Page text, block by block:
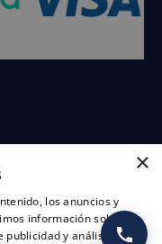
×
los anuncios y
información sobre su
y análisis,